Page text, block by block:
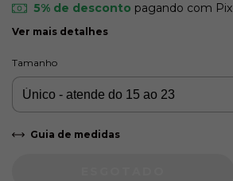
5% de desconto pagando com Pix
Ver mais detalhes
Tamanho
Guia de medidas